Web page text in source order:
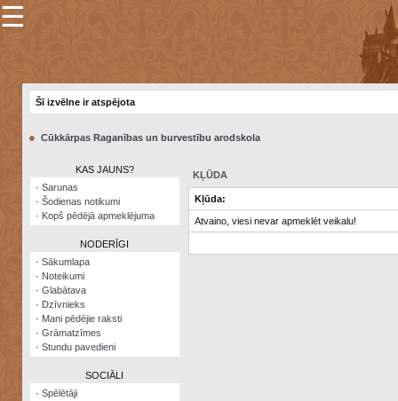
×
Šodienas
notikumi
Visatcera
almanahs
Arhīvs
☰
Šī izvēlne ir atspējota
● Cūkkārpas Raganības un burvestību arodskola
KAS JAUNS?
· Sarunas
· Šodienas notikumi
· Kopš pēdējā apmeklējuma
NODERĪGI
· Sākumlapa
· Noteikumi
· Glabātava
· Dzīvnieks
· Mani pēdējie raksti
· Grāmatzīmes
· Stundu pavedieni
SOCIĀLI
· Spēlētāji
KĻŪDA
Kļūda:
Atvaino, viesi nevar apmeklēt veikalu!